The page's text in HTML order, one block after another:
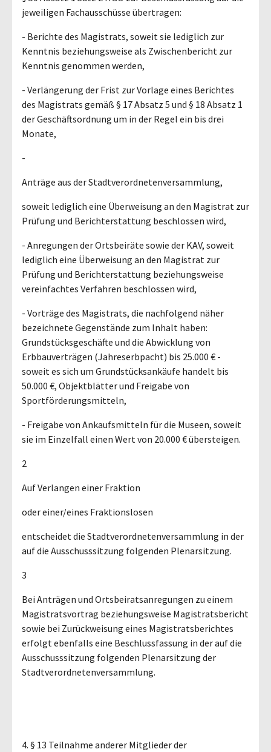
jeweiligen Fachausschüsse übertragen:
- Berichte des Magistrats, soweit sie lediglich zur
Kenntnis beziehungsweise als Zwischenbericht zur
Kenntnis genommen werden,
- Verlängerung der Frist zur Vorlage eines Berichtes
des Magistrats gemäß § 17 Absatz 5 und § 18 Absatz 1
der Geschäftsordnung um in der Regel ein bis drei
Monate,
-
Anträge aus der Stadtverordnetenversammlung,
soweit lediglich eine Überweisung an den Magistrat zur
Prüfung und Berichterstattung beschlossen wird,
- Anregungen der Ortsbeiräte sowie der KAV, soweit
lediglich eine Überweisung an den Magistrat zur
Prüfung und Berichterstattung beziehungsweise
vereinfachtes Verfahren beschlossen wird,
- Vorträge des Magistrats, die nachfolgend näher
bezeichnete Gegenstände zum Inhalt haben:
Grundstücksgeschäfte und die Abwicklung von
Erbbauverträgen (Jahreserbpacht) bis 25.000 € -
soweit es sich um Grundstücksankäufe handelt bis
50.000 €, Objektblätter und Freigabe von
Sportförderungsmitteln,
- Freigabe von Ankaufsmitteln für die Museen, soweit
sie im Einzelfall einen Wert von 20.000 € übersteigen.
2
Auf Verlangen einer Fraktion
oder einer/eines Fraktionslosen
entscheidet die Stadtverordnetenversammlung in der
auf die Ausschusssitzung folgenden Plenarsitzung.
3
Bei Anträgen und Ortsbeiratsanregungen zu einem
Magistratsvortrag beziehungsweise Magistratsbericht
sowie bei Zurückweisung eines Magistratsberichtes
erfolgt ebenfalls eine Beschlussfassung in der auf die
Ausschusssitzung folgenden Plenarsitzung der
Stadtverordnetenversammlung.
4. § 13 Teilnahme anderer Mitglieder der